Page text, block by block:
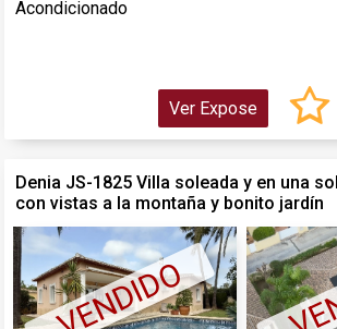
Acondicionado
Ver Expose
Denia JS-1825 Villa soleada y en una
con vistas a la montaña y bonito jardín
VENDIDO